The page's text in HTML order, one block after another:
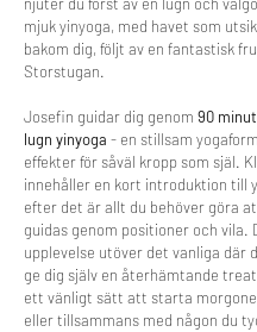
mjuk yinyoga, med havet som
bakom dig, följt av en fantastisk
Storstugan.
Josefin guidar dig genom 90
lugn yinyoga - en stillsam
effekter för såväl kropp som själ.
innehåller en kort introduktion till
efter det är allt du behöver göra
guidas genom positioner och vila.
upplevelse utöver det vanliga där
ge dig själv en återhämtande
ett vänligt sätt att starta
eller tillsammans med någon du